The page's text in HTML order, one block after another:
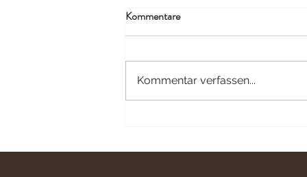
Eure Ideen sind gefragt...
Kommentare
Kommentar verfassen...